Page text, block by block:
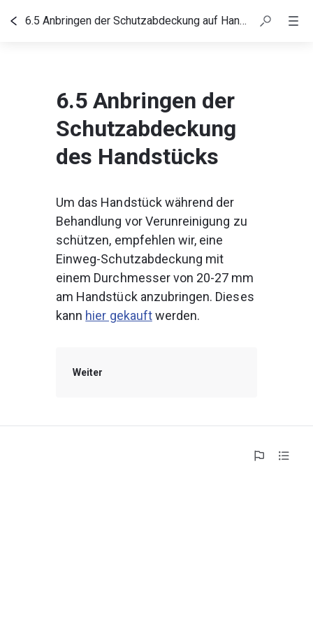
6.5 Anbringen der Schutzabdeckung auf Handstück
6.5 Anbringen der
Schutzabdeckung
des Handstücks
Um das Handstück während der
Behandlung vor Verunreinigung zu
schützen, empfehlen wir, eine
Einweg-Schutzabdeckung mit
einem Durchmesser von 20-27 mm
am Handstück anzubringen. Dieses
kann hier gekauft werden.
Weiter